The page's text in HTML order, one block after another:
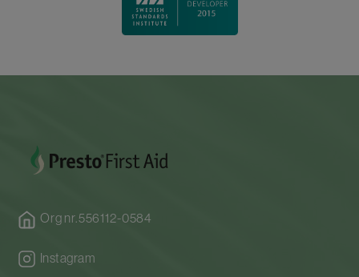
Org nr.556112-0584
Instagram